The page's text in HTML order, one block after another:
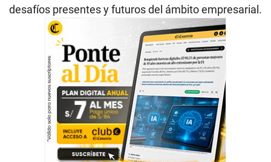
desafíos presentes y futuros del ámbito empresarial.